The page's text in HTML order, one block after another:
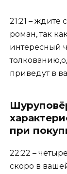
21:21 – ждите
роман, так
интересный
приведут в
при
22:22 –
скоро в